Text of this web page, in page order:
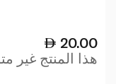
20.00
هذا المنتج غير